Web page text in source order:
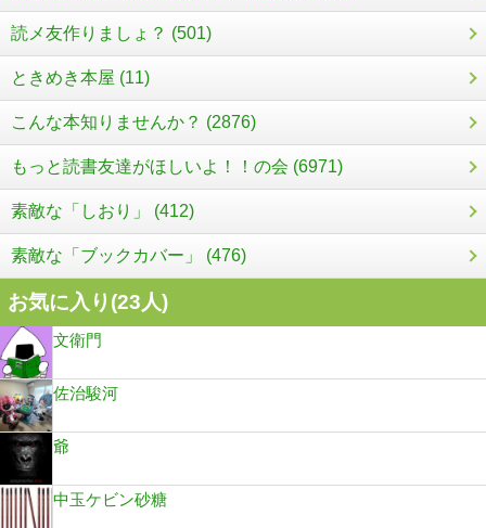
読メ友作りましょ？ (501)
ときめき本屋 (11)
こんな本知りませんか？ (2876)
もっと読書友達がほしいよ！！の会 (6971)
素敵な「しおり」 (412)
素敵な「ブックカバー」 (476)
お気に入り(23人)
文衛門
佐治駿河
爺
中玉ケビン砂糖